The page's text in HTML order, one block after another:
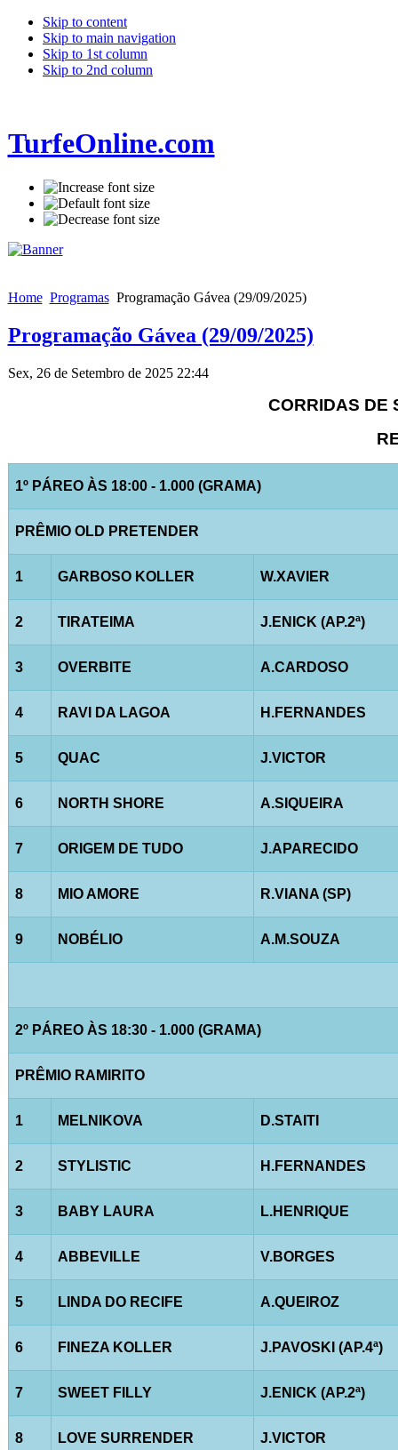
Skip to content
Skip to main navigation
Skip to 1st column
Skip to 2nd column
TurfeOnline.com
Home Programas Programação Gávea (29/09/2025)
Programação Gávea (29/09/2025)
Sex, 26 de Setembro de 2025 22:44
CORRIDAS DE
1º PÁREO ÀS 18:00 - 1.000 (GRAMA)
PRÊMIO OLD PRETENDER
1 GARBOSO KOLLER W.XAVIER
2 TIRATEIMA J.ENICK (AP.2ª)
3 OVERBITE A.CARDOSO
4 RAVI DA LAGOA H.FERNANDES
5 QUAC J.VICTOR
6 NORTH SHORE A.SIQUEIRA
7 ORIGEM DE TUDO J.APARECIDO
8 MIO AMORE R.VIANA (SP)
9 NOBÉLIO A.M.SOUZA
2º PÁREO ÀS 18:30 - 1.000 (GRAMA)
PRÊMIO RAMIRITO
1 MELNIKOVA D.STAITI
2 STYLISTIC H.FERNANDES
3 BABY LAURA L.HENRIQUE
4 ABBEVILLE V.BORGES
5 LINDA DO RECIFE A.QUEIROZ
6 FINEZA KOLLER J.PAVOSKI (AP.4ª)
7 SWEET FILLY J.ENICK (AP.2ª)
8 LOVE SURRENDER J.VICTOR